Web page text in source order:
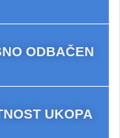
ODBAČEN
UKOPA